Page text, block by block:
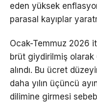
eden yüksek
parasal kayıplar
Ocak-Temmuz 2026
brüt giydirilmiş
alındı. Bu ücret
daha yılın üçüncü
dilimine girmesi